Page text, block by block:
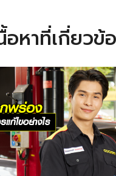
อหาที่เกี่ยวข้